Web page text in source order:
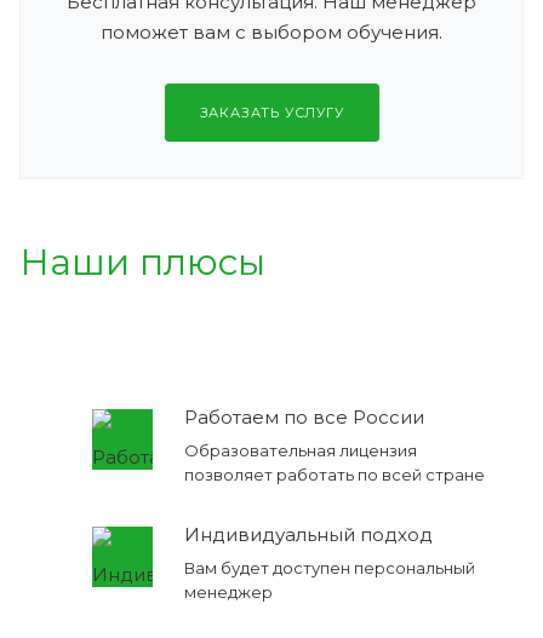
поможет вам с выбором обучения.
ЗАКАЗАТЬ УСЛУГУ
Наши плюсы
Работаем по все России
Образовательная лицензия
позволяет работать по всей стране
Индивидуальный подход
Вам будет доступен персональный
менеджер